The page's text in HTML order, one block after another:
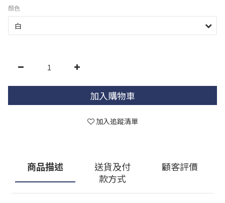
顏色
加入購物車
加入追蹤清單
商品描述
送貨及付
款方式
顧客評價